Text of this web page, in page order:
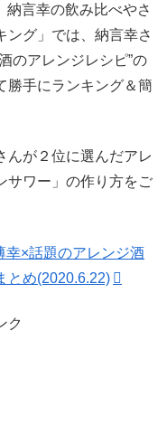
言幸の飲み比べやさ
ング」では、納言幸さ
のアレンジレシピ”の
勝手にランキング＆簡
んが２位に選んだアレ
サワー」の作り方をご
幸×話題のアレンジ酒
とめ(2020.6.22)
ク